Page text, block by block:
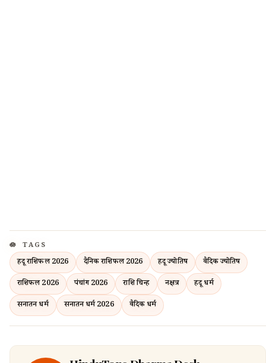
TAGS
हिंदू राशिफल 2026 दैनिक राशिफल 2026 हिंदू ज्योतिष
वैदिक ज्योतिष
राशिफल 2026
पंचांग 2026 राशि चिन्ह नक्षत्र
हिंदू धर्म
सनातन धर्म
सनातन धर्म 2026 वैदिक धर्म